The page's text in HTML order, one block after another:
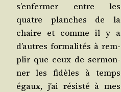
s’en­fer­mer entre les
quatre planches de la
chaire et comme il y a
d’autres for­ma­li­tés à rem­
plir que ceux de ser­mon­
ner les fidèles à temps
égaux, j’ai résis­té à mes